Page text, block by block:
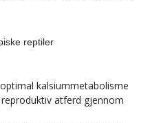
reptiler
kalsiummetabolisme
atferd gjennom